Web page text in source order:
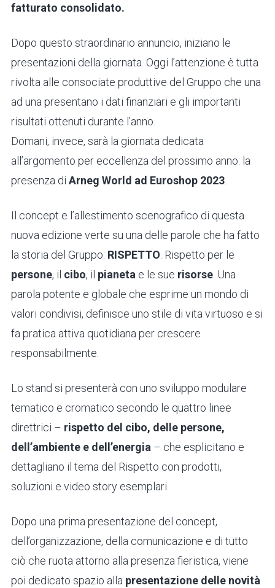
fatturato consolidato.
Dopo questo straordinario annuncio, iniziano le
presentazioni della giornata. Oggi l’attenzione è tutta
rivolta alle consociate produttive del Gruppo che una
ad una presentano i dati finanziari e gli importanti
risultati ottenuti durante l’anno.
Domani, invece, sarà la giornata dedicata
all’argomento per eccellenza del prossimo anno: la
presenza di Arneg World ad Euroshop 2023
Il concept e l’allestimento scenografico di questa
nuova edizione verte su una delle parole che ha fatto
la storia del Gruppo: RISPETTO . Rispetto per le
persone, il cibo, il pianeta e le sue risorse . Una
parola potente e globale che esprime un mondo di
valori condivisi, definisce uno stile di vita virtuoso e si
fa pratica attiva quotidiana per crescere
responsabilmente.
Lo stand si presenterà con uno sviluppo modulare
tematico e cromatico secondo le quattro linee
direttrici – rispetto del cibo, delle persone,
dell’ambiente e dell’energia – che esplicitano e
dettagliano il tema del Rispetto con prodotti,
soluzioni e video story esemplari.
Dopo una prima presentazione del concept,
dell’organizzazione, della comunicazione e di tutto
ciò che ruota attorno alla presenza fieristica, viene
poi dedicato spazio alla presentazione delle novità